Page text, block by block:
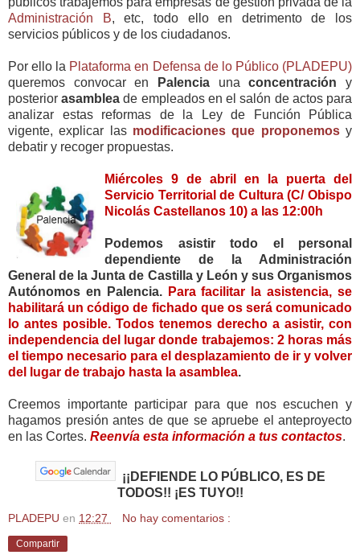
Administración B, etc, todo ello en detrimento de los
servicios públicos y de los ciudadanos.
Por ello la Plataforma en Defensa de lo Público (PLADEPU)
queremos convocar en
Palencia unaconcentración y
posteriorasamblea de empleados en el salón de actos para
analizar estas reformas de la Ley de Función Pública
vigente, explicar las modificaciones que proponemosy
debatir y recoger propuestas.
Miércoles 9 de abril en la puerta del
Servicio Territorial de Cultura (C/ Obispo
Nicolás Castellanos 10) a las 12:00h
Podemos asistir todo el personal
dependiente de la Administración
General de la Junta de Castilla y León y sus Organismos
Autónomos en Palencia. Para facilitar la asistencia, se
habilitará un código de fichado que os será comunicado
lo antes posible. Todos tenemos derecho a asistir, con
independencia del lugar donde trabajemos: 2 horas más
el tiempo necesario para el desplazamiento de ir y volver
del lugar de trabajo hasta la asamblea.
Creemos importante participar para que nos escuchen y
hagamos presión antes de que se apruebe el anteproyecto
en las Cortes. Reenvía esta información a tus contactos.
¡¡DEFIENDE LO PÚBLICO, ES DE
TODOS!! ¡ES TUYO!!
PLADEPU en 12:27 No hay comentarios :
Compartir